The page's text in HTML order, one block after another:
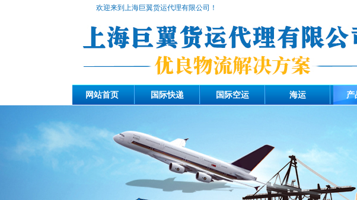
欢迎来到上海巨翼货运代理有限公司！
网站首页 国际快递 国际空运 海运 产